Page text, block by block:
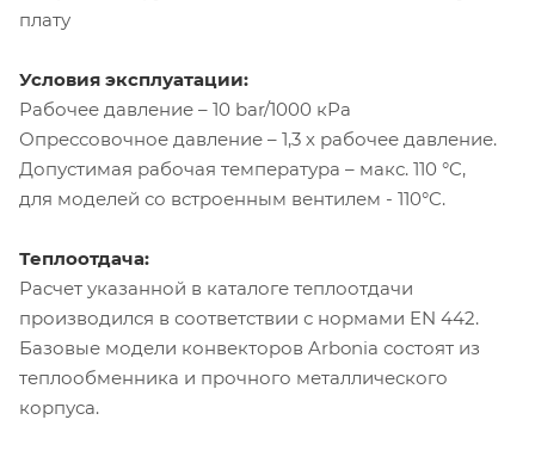
плату
Условия эксплуатации:
Рабочее давление – 10 bar/1000 кРа
Опрессовочное давление – 1,3 х рабочее давление.
Допустимая рабочая температура – макс. 110 °C,
для моделей со встроенным вентилем - 110°C.
Теплоотдача:
Расчет указанной в каталоге теплоотдачи
производился в соответствии с нормами EN 442.
Базовые модели конвекторов Arbonia состоят из
теплообменника и прочного металлического
корпуса.